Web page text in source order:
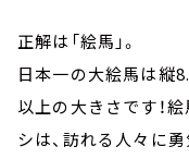
正解は「絵馬」。
日本一の大絵馬は縦
以上の大きさです！
シは、訪れる人々に